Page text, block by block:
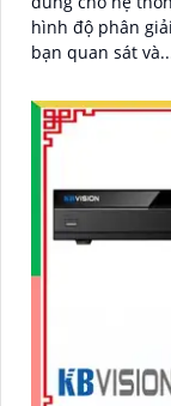
hình độ phân
bạn quan sát